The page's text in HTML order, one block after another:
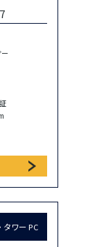
ワー PC